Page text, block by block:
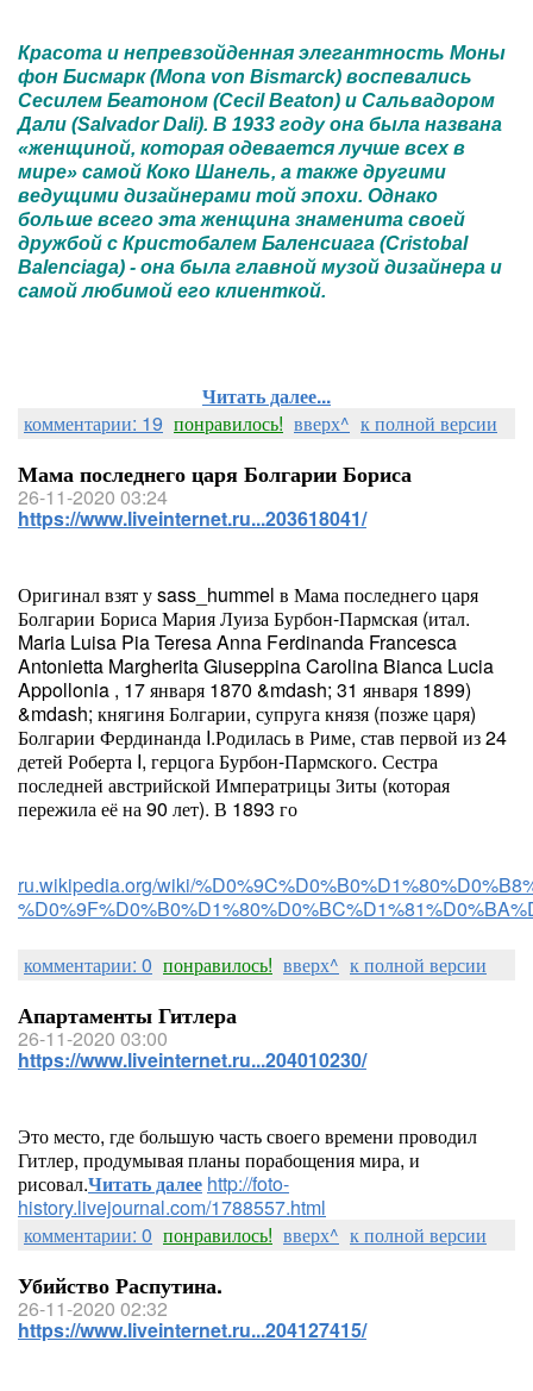
Красота и непревзойденная элегантность Моны
фон Бисмарк (Mona von Bismarck) воспевались
Сесилем Беатоном (Cecil Beaton) и Сальвадором
Дали (Salvador Dali). В 1933 году она была названа
«женщиной, которая одевается лучше всех в
мире» самой Коко Шанель, а также другими
ведущими дизайнерами той эпохи. Однако
больше всего эта женщина знаменита своей
дружбой с Кристобалем Баленсиага (Cristobal
Balenciaga) - она была главной музой дизайнера и
самой любимой его клиенткой.
Читать далее...
комментарии: 19 понравилось! вверх^ к полной версии
Мама последнего царя Болгарии Бориса
26-11-2020 03:24
https://www.liveinternet.ru...203618041/
Оригинал взят у sass_hummel в Мама последнего царя
Болгарии Бориса Мария Луиза Бурбон-Пармская (итал.
Maria Luisa Pia Teresa Anna Ferdinanda Francesca
Antonietta Margherita Giuseppina Carolina Bianca Lucia
Appollonia , 17 января 1870 &mdash; 31 января 1899)
&mdash; княгиня Болгарии, супруга князя (позже царя)
Болгарии Фердинанда I.Родилась в Риме, став первой из 24
детей Роберта I, герцога Бурбон-Пармского. Сестра
последней австрийской Императрицы Зиты (которая
пережила её на 90 лет). В 1893 го
ru.wikipedia.org/wiki/
комментарии: 0 понравилось! вверх^ к полной версии
Апартаменты Гитлера
26-11-2020 03:00
https://www.liveinternet.ru...204010230/
Это место, где большую часть своего времени проводил
Гитлер, продумывая планы порабощения мира, и
рисовал.Читать далее http://foto-
history.livejournal.com/1788557.html
комментарии: 0 понравилось! вверх^ к полной версии
Убийство Распутина.
26-11-2020 02:32
https://www.liveinternet.ru...204127415/